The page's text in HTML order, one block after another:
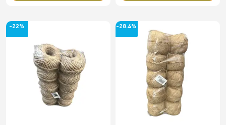
-22% -28.4%